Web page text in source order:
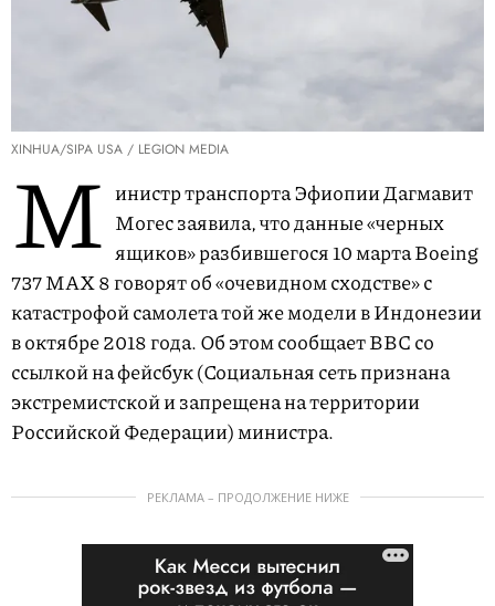
XINHUA/SIPA USA / LEGION MEDIA
М инистр транспорта Эфиопии Дагмавит
Могес заявила, что данные «черных
ящиков» разбившегося 10 марта Boeing
737 MAX 8 говорят об «очевидном сходстве» с
катастрофой самолета той же модели в Индонезии
в октябре 2018 года. Об этом сообщает BBC со
ссылкой на фейсбук (Социальная сеть признана
экстремистской и запрещена на территории
Российской Федерации) министра.
РЕКЛАМА – ПРОДОЛЖЕНИЕ НИЖЕ